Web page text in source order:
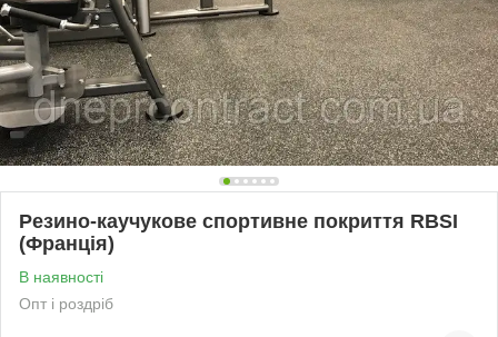
Резино-каучукове спортивне покриття RBSI
(Франція)
В наявності
Опт і роздріб